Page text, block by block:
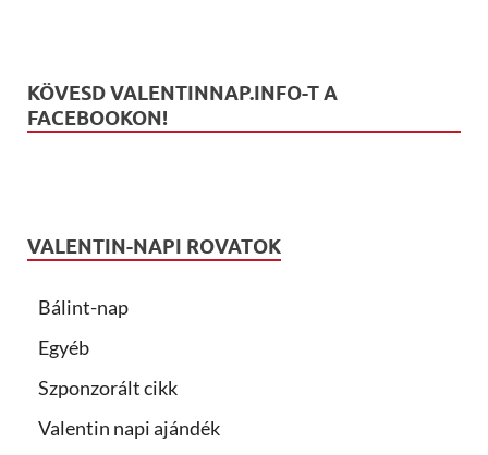
KÖVESD VALENTINNAP.INFO-T A
FACEBOOKON!
VALENTIN-NAPI ROVATOK
Bálint-nap
Egyéb
Szponzorált cikk
Valentin napi ajándék